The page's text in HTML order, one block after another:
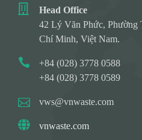
Head Office
42 Lý Văn Phức,
Chí Minh, Việt Nam.
+84 (028) 3778 0588
+84 (028) 3778 0589
vws@vnwaste.com
vnwaste.com